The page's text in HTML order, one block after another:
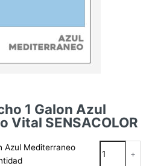
1 Galon Azul
Vital SENSACOLOR
Azul Mediterraneo
+